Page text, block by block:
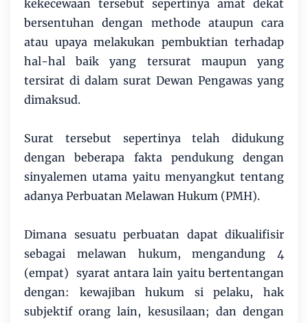
kekecewaan tersebut sepertinya amat dekat
bersentuhan dengan methode ataupun cara
atau upaya melakukan pembuktian terhadap
hal-hal baik yang tersurat maupun yang
tersirat di dalam surat Dewan Pengawas yang
dimaksud.
Surat tersebut sepertinya telah didukung
dengan beberapa fakta pendukung dengan
sinyalemen utama yaitu menyangkut tentang
adanya Perbuatan Melawan Hukum (PMH).
Dimana sesuatu perbuatan dapat dikualifisir
sebagai melawan hukum, mengandung 4
(empat) syarat antara lain yaitu bertentangan
dengan: kewajiban hukum si pelaku, hak
subjektif orang lain, kesusilaan; dan dengan